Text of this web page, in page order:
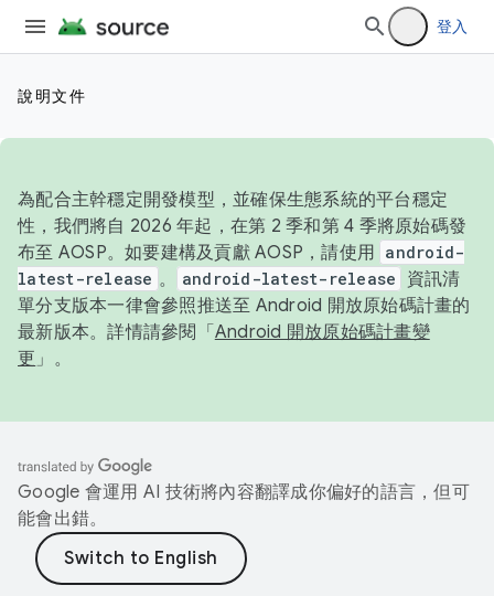
登入
說明文件
為配合主幹穩定開發模型，並確保生態系統的平台穩定
性，我們將自 2026 年起，在第 2 季和第 4 季將原始碼發
布至 AOSP。如要建構及貢獻 AOSP，請使用 android-
latest-release 。 android-latest-release
資訊清
單分支版本一律會參照推送至 Android 開放原始碼計畫的
最新版本。詳情請參閱「 Android 開放原始碼計畫變
更 」。
Google 會運用 AI 技術將內容翻譯成你偏好的語言，但可
能會出錯。